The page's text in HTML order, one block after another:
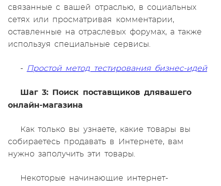
связанные с вашей отраслью, в социальных
сетях или просматривая комментарии,
оставленные на отраслевых форумах, а также
используя специальные сервисы.
- Простой метод тестирования бизнес-идей
Шаг 3: Поиск поставщиков длявашего
онлайн-магазина
Как только вы узнаете, какие товары вы
собираетесь продавать в Интернете, вам
нужно заполучить эти товары.
Некоторые начинающие интернет-